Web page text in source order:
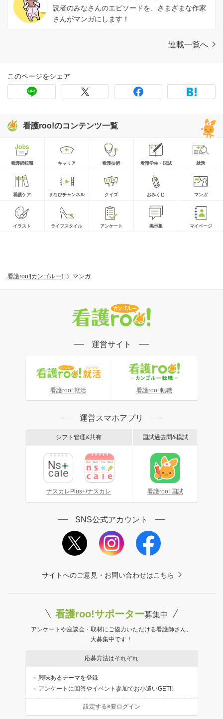
読者のみなさんのエピソードを、さまざまな作家
さんがマンガにします！
連載一覧へ
このページをシェア
看護roo!のコンテンツ一覧
看護師転職 キャリア 看護技術 看護学生・国試 就活
看護ケア まなびチャンネル クイズ おみくじ マンガ
イラスト ライフスタイル アンケート 掲示板 マイページ
看護roo![カンゴルー] マンガ
運営サイト
看護roo! 就活 看護roo! 転職
運営スマホアプリ
シフト管理&共有
ナスカレPlus+/ナスカレ
国試過去問&模試
看護roo! 国試
SNS公式アカウント
サイトへのご意見・お問い合わせはこちら
看護roo!サポーター募集中
アンケートや座談会・取材にご協力いただける看護師さん、
大募集中です！
応募方法はそれぞれ
興味あるテーマを登録
アンケートに回答やイベント参加でお小遣いGET!!
設定する※要ログイン